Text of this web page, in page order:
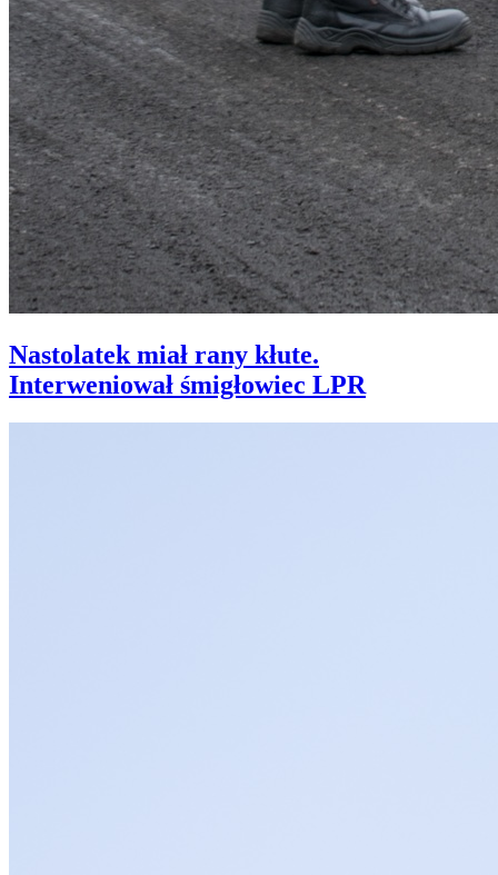
Nastolatek miał rany kłute.
Interweniował śmigłowiec LPR